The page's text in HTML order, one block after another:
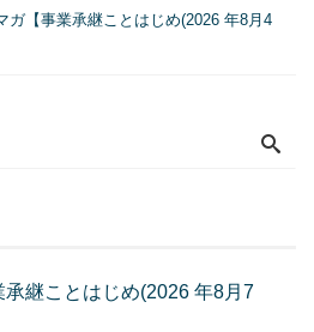
ガ【事業承継ことはじめ(2026 年8月4
継ことはじめ(2026 年8月7